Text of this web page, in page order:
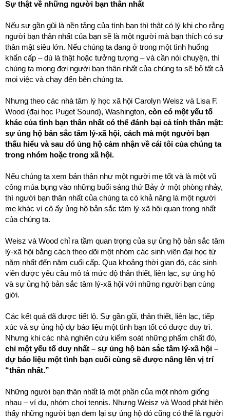
Sự thật về những người bạn thân nhất
Nếu sự gần gũi là nền tảng của tình bạn thì thật có lý khi cho rằng
người bạn thân nhất của bạn sẽ là một người mà bạn thích có sự
thân mật siêu lớn. Nếu chúng ta đang ở trong một tình huống
khẩn cấp – dù là thật hoặc tưởng tượng – và cần nói chuyện, thì
chúng ta mong đợi người bạn thân nhất của chúng ta sẽ bỏ tất cả
mọi việc và chạy đến bên chúng ta.
Nhưng theo các nhà tâm lý học xã hội Carolyn Weisz và Lisa F.
Wood (đại học Puget Sound), Washington, còn có một yếu tố
khác của tình bạn thân nhất có thể đánh bại cả tính thân mật:
sự ủng hộ bản sắc tâm lý-xã hội, cách mà một người bạn
thấu hiểu và sau đó ủng hộ cảm nhận về cái tôi của chúng ta
trong nhóm hoặc trong xã hội.
Nếu chúng ta xem bản thân như một người mẹ tốt và là một vũ
công múa bụng vào những buổi sáng thứ Bảy ở một phòng nhảy,
thì người bạn thân nhất của chúng ta có khả năng là một người
mẹ khác vì cô ấy ủng hộ bản sắc tâm lý-xã hội quan trọng nhất
của chúng ta.
Weisz và Wood chỉ ra tầm quan trọng của sự ủng hộ bản sắc tâm
lý-xã hội bằng cách theo dõi một nhóm các sinh viên đại học từ
năm nhất đến năm cuối cấp. Qua khoảng thời gian đó, các sinh
viên được yêu cầu mô tả mức độ thân thiết, liên lạc, sự ủng hộ
và sự ủng hộ bản sắc tâm lý-xã hội với những người bạn cùng
giới.
Các kết quả đã được tiết lộ. Sự gần gũi, thân thiết, liên lạc, tiếp
xúc và sự ủng hộ dự báo liệu một tình bạn tốt có được duy trì.
Nhưng khi các nhà nghiên cứu kiểm soát những phẩm chất đó,
chỉ một yếu tố duy nhất – sự ủng hộ bản sắc tâm lý-xã hội –
dự báo liệu một tình bạn cuối cùng sẽ được nâng lên vị trí
“thân nhất.”
Những người bạn thân nhất là một phần của một nhóm giống
nhau – ví dụ, nhóm chơi tennis. Nhưng Weisz và Wood phát hiện
thấy những người bạn đem lại sự ủng hộ đó cũng có thể là người